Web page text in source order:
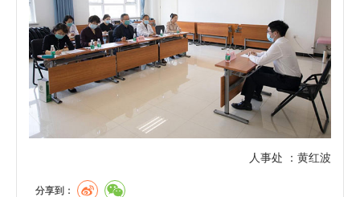
人事处 ：黄红波
分享到：